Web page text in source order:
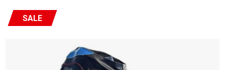
SALE
Product image slideshow Items